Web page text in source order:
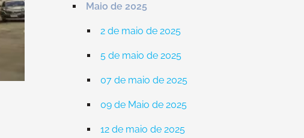
Maio de 2025
2 de maio de 2025
5 de maio de 2025
07 de maio de 2025
09 de Maio de 2025
12 de maio de 2025